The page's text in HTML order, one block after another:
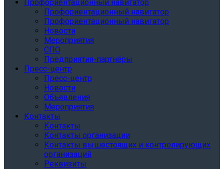
Профориентационный навигатор
Профориентационный навигатор
Профориентационный навигатор
Новости
Мероприятия
СПО
Предприятия-партнёры
Пресс-центр
Пресс-центр
Новости
Объявления
Мероприятия
Контакты
Контакты
Контакты организации
Контакты вышестоящих и контролирующих
организаций
Реквизиты